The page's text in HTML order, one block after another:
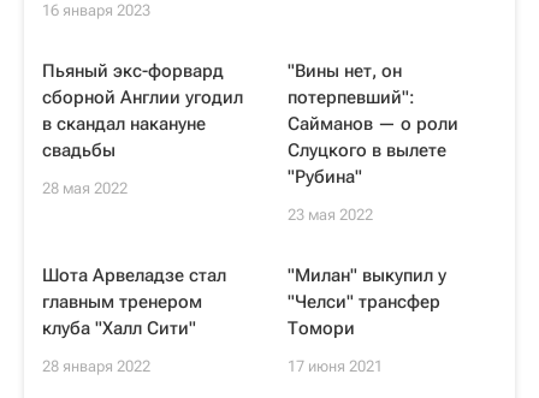
16 января 2023
Пьяный экс-форвард
сборной Англии угодил
в скандал накануне
свадьбы
28 мая 2022
"Вины нет, он
потерпевший":
Сайманов — о роли
Слуцкого в вылете
"Рубина"
23 мая 2022
Шота Арвеладзе стал
главным тренером
клуба "Халл Сити"
28 января 2022
"Милан" выкупил у
"Челси" трансфер
Томори
17 июня 2021